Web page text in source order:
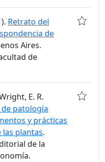
Retrato del
de
Aires.
de
E. R.
patología
y prácticas
las plantas.
de la